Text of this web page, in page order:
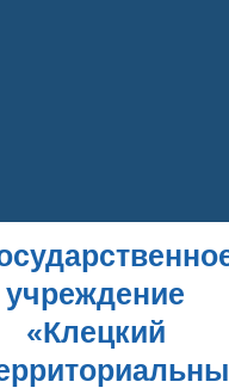
учреждение
«Клецкий